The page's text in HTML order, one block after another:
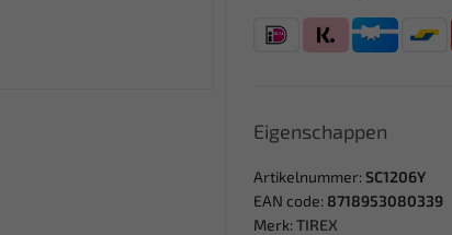
Eigenschappen
Artikelnummer: SC1206Y
EAN code: 8718953080339
Merk: TIREX